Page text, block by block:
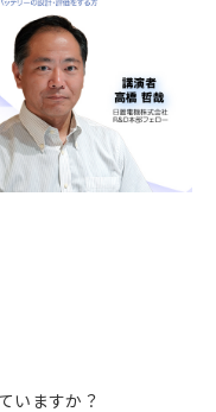
いますか？